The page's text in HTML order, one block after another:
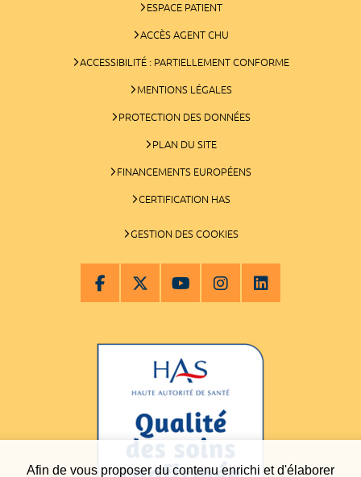
Afin de vous proposer du contenu enrichi et d'élaborer
ESPACE PATIENT
ACCÈS AGENT CHU
ACCESSIBILITÉ : PARTIELLEMENT CONFORME
MENTIONS LÉGALES
PROTECTION DES DONNÉES
PLAN DU SITE
FINANCEMENTS EUROPÉENS
CERTIFICATION HAS
GESTION DES COOKIES